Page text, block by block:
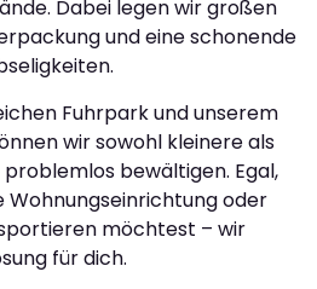
Dabei legen wir großen
und eine schonende
Fuhrpark und unserem
wir sowohl kleinere als
bewältigen. Egal,
Wohnungseinrichtung oder
möchtest – wir
für dich.